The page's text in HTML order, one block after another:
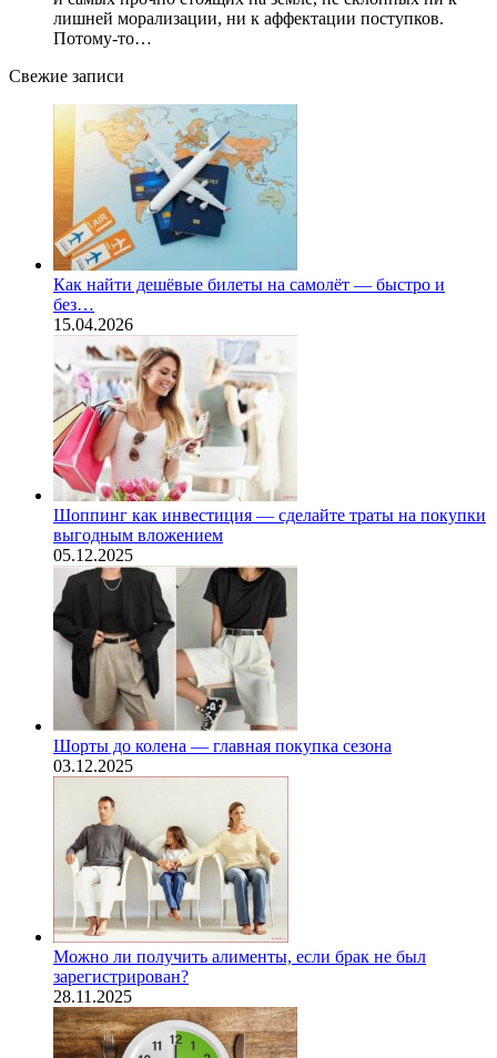
лишней морализации, ни к аффектации поступков.
Потому-то…
Свежие записи
Как найти дешёвые билеты на самолёт — быстро и
без…
15.04.2026
Шоппинг как инвестиция — сделайте траты на покупки
выгодным вложением
05.12.2025
Шорты до колена — главная покупка сезона
03.12.2025
Можно ли получить алименты, если брак не был
зарегистрирован?
28.11.2025